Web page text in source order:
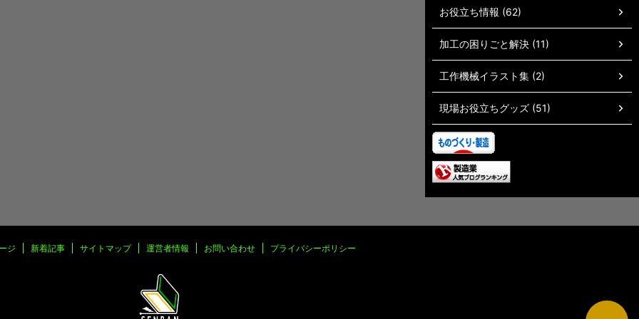
お役立ち情報 (62)
加工の困りごと解決 (11)
工作機械イラスト集 (2)
現場お役立ちグッズ (51)
ジ 新着記事 サイトマップ 運営者情報 お問い合わせ プライバシーポリシー